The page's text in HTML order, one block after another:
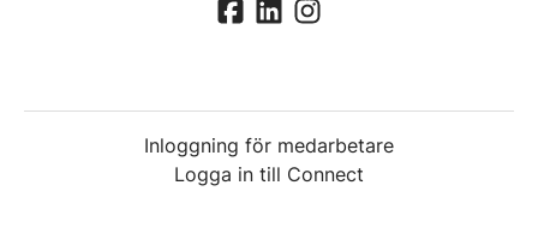
Inloggning för medarbetare
Logga in till Connect